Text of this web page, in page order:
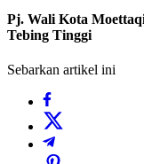
Pj. Wali Kota
Tebing Tinggi
Sebarkan artikel ini